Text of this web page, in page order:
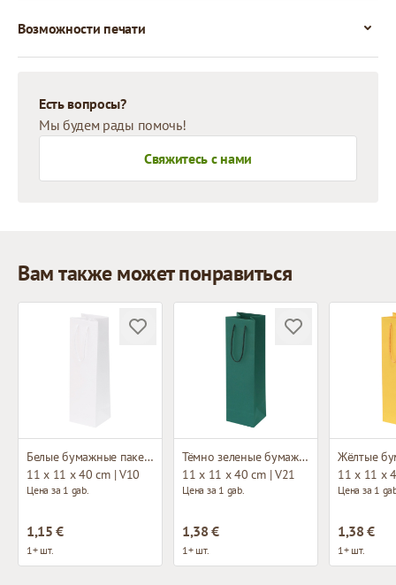
Возможности печати
Есть вопросы?
Мы будем рады помочь!
Свяжитесь с нами
Вам также может понравиться
Белые бумажные пакеты с тканевыми ручками
11 x 11 x 40 cm | V10
Цена за 1 gab.
1,15 €
1+ шт.
Тёмно зеленые бумажные пакеты с тканевыми ручками
11 x 11 x 40 cm | V21
Цена за 1 gab.
1,38 €
1+ шт.
11 x 11 x
Цена за 1
1,38 €
1+ шт.